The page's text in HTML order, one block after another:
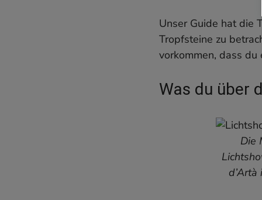
Unser Guide hat die
Tropfsteine zu
vorkommen, dass
Was du über
Die
d’Artà